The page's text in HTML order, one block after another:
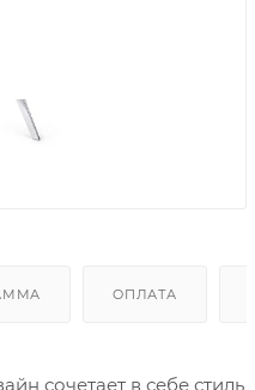
ОПЛАТА
сочетает в себе стиль